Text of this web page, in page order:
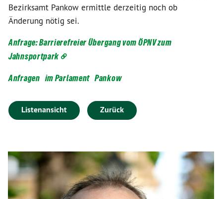
Bezirksamt Pankow ermittle derzeitig noch ob
Änderung nötig sei.
Anfrage: Barrierefreier Übergang vom ÖPNV zum
Jahnsportpark
Anfragen im Parlament Pankow
Listenansicht Zurück